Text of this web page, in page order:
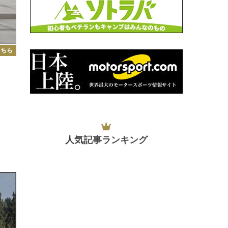
ら
人気記事ランキング